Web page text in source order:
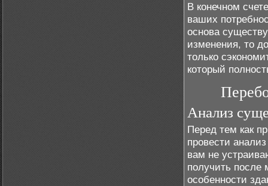
В конечном
ваших
основа
изменения, то
только
который
Анализ
Перед тем как
провести
вам не
получить после
особенности